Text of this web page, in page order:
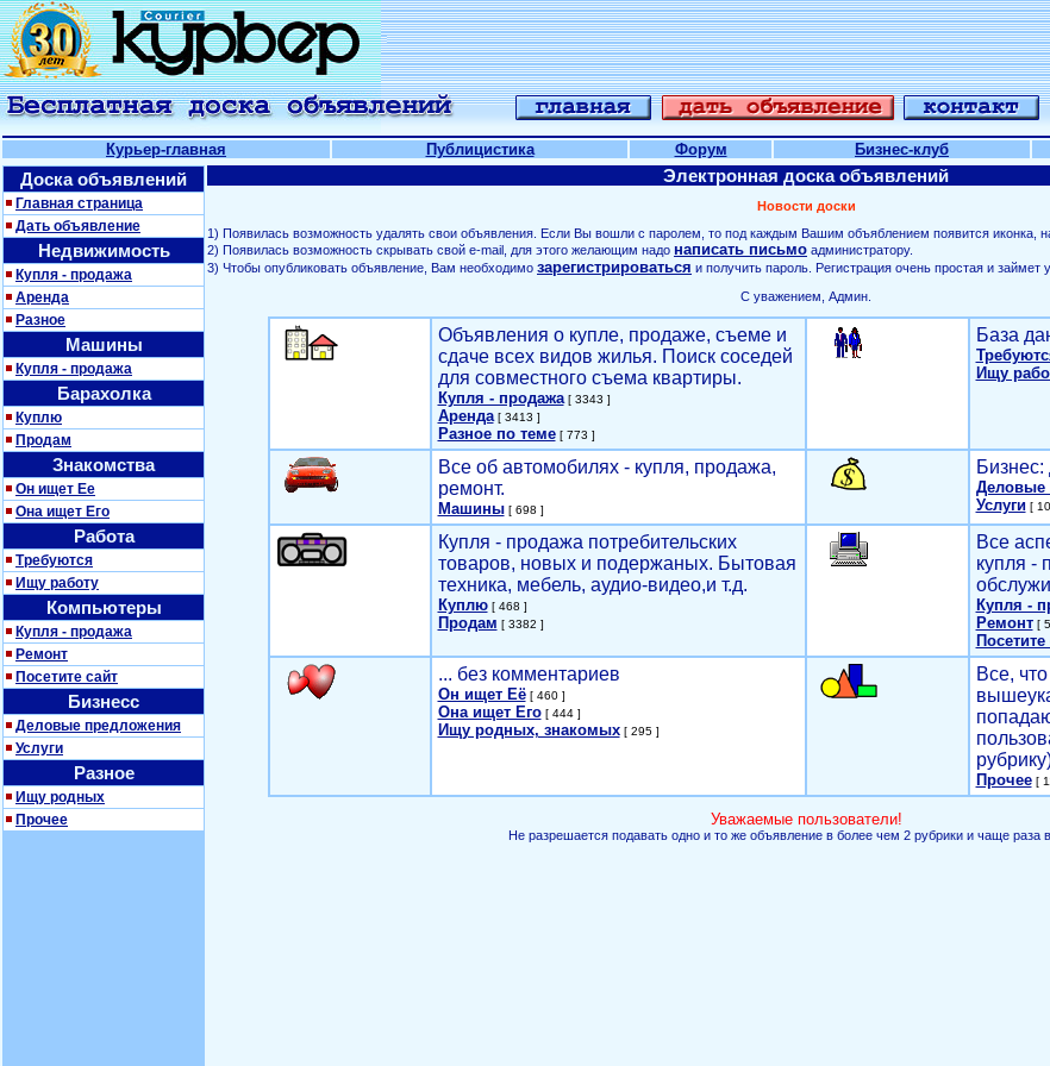
Курьер-главная Публицистика Форум Бизнес-клуб
Доска объявлений
Главная страница
Дать объявление
Недвижимость
Купля - продажа
Аренда
Разное
Машины
Купля - продажа
Барахолка
Куплю
Продам
Знакомства
Он ищет Ее
Она ищет Его
Работа
Требуются
Ищу работу
Компьютеры
Купля - продажа
Ремонт
Посетите сайт
Бизнесс
Деловые предложения
Услуги
Разное
Ищу родных
Прочее
Электронная доска объявлений
Новости доски
1) Появилась возможность удалять свои объявления. Если Вы вошли с паролем, то под каждым Вашим объяблением появится иконка,
2) Появилась возможность скрывать свой е-mail, для этого желающим надо написать письмо администратору.
3) Чтобы опубликовать объявление, Вам необходимо зарегистрироваться и получить пароль. Регистрация очень простая и
С уважением, Админ.
Объявления о купле, продаже, съеме и
сдаче всех видов жилья. Поиск соседей
для совместного съема квартиры.
Купля - продажа[ 3343 ]
Аренда[ 3413 ]
Разное по теме[ 773 ]
База
Ищу
Все об автомобилях - купля, продажа,
ремонт.
Машины[ 698 ]
Деловые
Услуги[
Купля - продажа потребительских
товаров, новых и подержаных. Бытовая
техника, мебель, аудио-видео,и т.д.
Куплю[ 468 ]
Продам [ 3382 ]
Все
купля -
Купля -
Ремонт[
Посетите
... без комментариев
Он ищет Её[ 460 ]
Она ищет Его[ 444 ]
Ищу родных, знакомых[ 295 ]
Все,
Прочее[
Уважаемые пользователи!
Не разрешается подавать одно и то же объявление в более чем 2 рубрики и чаще раза